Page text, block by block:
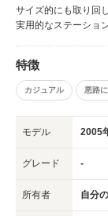
サイズ的にも取り回
実用的なステーショ
特徴
カジュアル 悪路
モデル 2005
グレード -
所有者 自分